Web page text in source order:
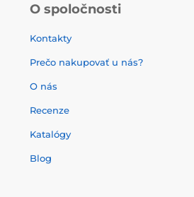
O spoločnosti
Kontakty
Prečo nakupovať u nás?
O nás
Recenze
Katalógy
Blog